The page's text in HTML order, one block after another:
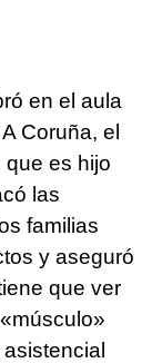
en el aula
Coruña, el
que es hijo
las
familias
y aseguró
que ver